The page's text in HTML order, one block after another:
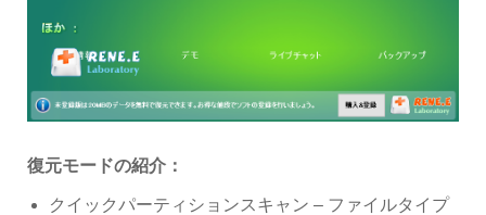
復元モードの紹介：
クイックパーティションスキャン – ファイルタイプ